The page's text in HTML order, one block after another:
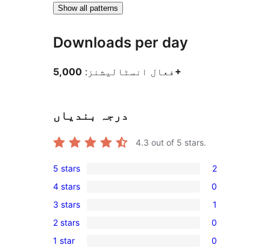
Show all patterns
Downloads per day
فعال انسٹالیشنز: 5,000+
درجہ بندیاں
4.3 out of 5 stars.
5-
star
reviews
5 stars 2
4-
star
reviews
4 stars 0
1
3-
star
3 stars 1
2-
2 stars 0
1 star 0